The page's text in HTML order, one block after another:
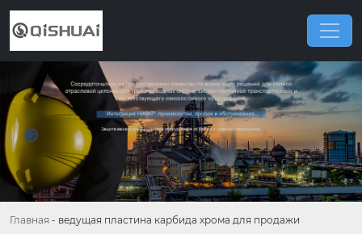
Главная - ведущая пластина карбида хрома для продажи